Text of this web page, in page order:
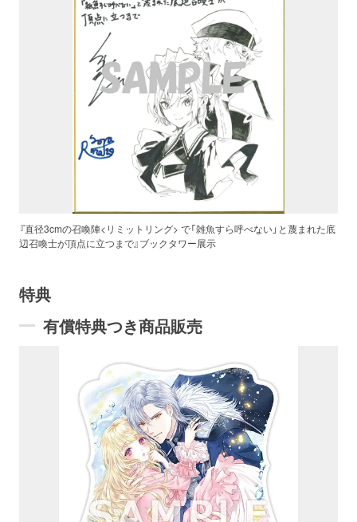
『直径3cmの召喚陣<リミットリング> で「雑魚すら呼べない」と蔑まれた底
辺召喚士が頂点に立つまで』ブックタワー展示
特典
有償特典つき商品販売